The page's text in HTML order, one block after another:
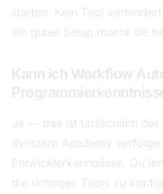
starten. Kein Tool
ein gutes Setup macht sie
Kann ich Workflow
Ja — das ist tatsächlich der
Synclaro Academy
Entwicklerkenntnisse. Du
die richtigen Tools zu